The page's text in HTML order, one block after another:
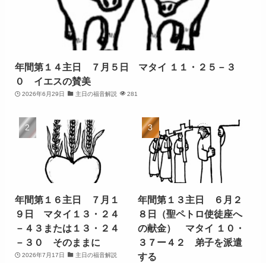
年間第１４主日 ７月５日 マタイ １１・２５－３
０ イエスの賛美
2026年6月29日 主日の福音解説 281
年間第１６主日 ７月１
９日 マタイ１３・２４
－４３または１３・２４
－３０ そのままに
2026年7月17日
主日の福音解説
年間第１３主日 ６月２
８日（聖ペトロ使徒座へ
の献金） マタイ １０・
３７ー４２ 弟子を派遣
する